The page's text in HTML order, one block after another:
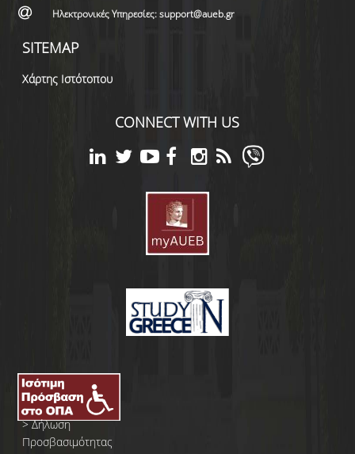
Ηλεκτρονικές Υπηρεσίες: support@aueb.gr
SITEMAP
Χάρτης Ιστότοπου
CONNECT WITH US
>Δήλωση
Προσβασιμότητας